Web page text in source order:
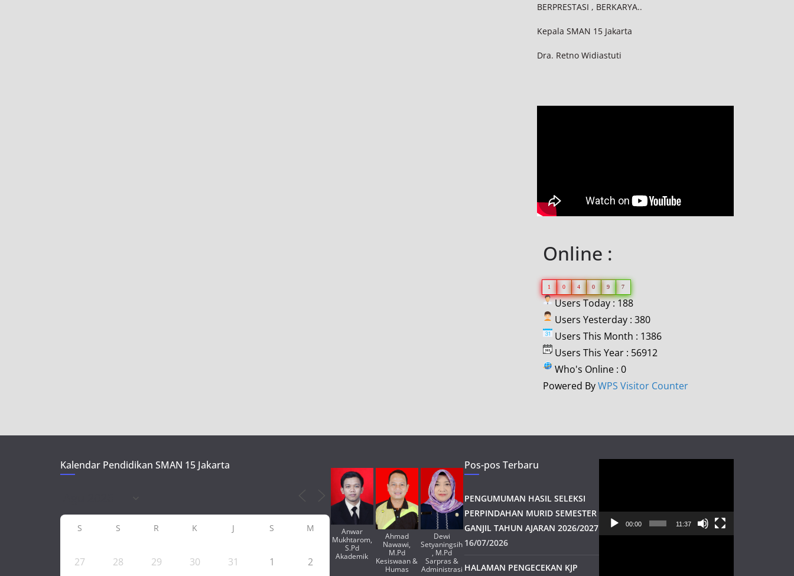
BERPRESTASI , BERKARYA..
Kepala SMAN 15 Jakarta
Dra. Retno Widiastuti
Online :
1 0 4 0 9 7
Users Today : 188
Users Yesterday : 380
Users This Month : 1386
Users This Year : 56912
Who's Online : 0
Powered ByWPS Visitor Counter
Kalendar Pendidikan SMAN 15 Jakarta
S S R K J S M
27 28 29 30 31 1 2
Anwar
Mukhtarom,
S.Pd
Akademik
Ahmad
Nawawi,
M.Pd
Kesiswaan &
Humas
Dewi
Setyaningsih
, M.Pd
Sarpras &
Administrasi
Pos-pos Terbaru
PENGUMUMAN HASIL SELEKSI
PERPINDAHAN MURID SEMESTER
GANJIL TAHUN AJARAN 2026/2027
16/07/2026
HALAMAN PENGECEKAN KJP
00:00 11:37